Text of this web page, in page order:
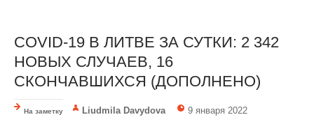
COVID-19 В ЛИТВЕ ЗА СУТКИ: 2 342
НОВЫХ СЛУЧАЕВ, 16
СКОНЧАВШИХСЯ (ДОПОЛНЕНО)
На заметку Liudmila Davydova 9 января 2022